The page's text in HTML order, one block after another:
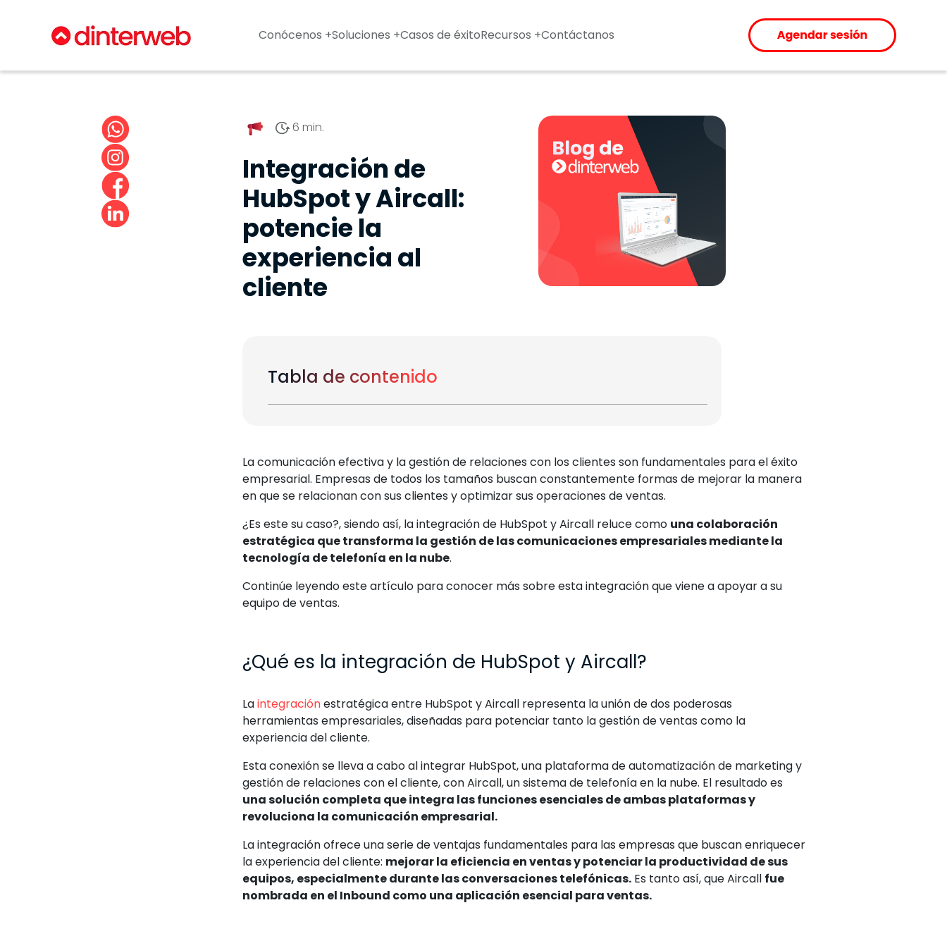
Conócenos +Soluciones +Casos de éxitoRecursos +Contáctanos
6 min.
Integración de
HubSpot y Aircall:
potencie la
experiencia al
cliente
Tabla de contenido
La comunicación efectiva y la gestión de relaciones con los clientes son fundamentales para el éxito
empresarial. Empresas de todos los tamaños buscan constantemente formas de mejorar la manera
en que se relacionan con sus clientes y optimizar sus operaciones de ventas.
¿Es este su caso?, siendo así, la integración de HubSpot y Aircall reluce como una colaboración
estratégica que transforma la gestión de las comunicaciones empresariales mediante la
tecnología de telefonía en la nube.
Continúe leyendo este artículo para conocer más sobre esta integración que viene a apoyar a su
equipo de ventas.
¿Qué es la integración de HubSpot y Aircall?
Laintegraciónestratégica entre HubSpot y Aircall representa la unión de dos poderosas
herramientas empresariales, diseñadas para potenciar tanto la gestión de ventas como la
experiencia del cliente.
Esta conexión se lleva a cabo al integrar HubSpot, una plataforma de automatización de marketing y
gestión de relaciones con el cliente, con Aircall, un sistema de telefonía en la nube. El resultado es
una solución completa que integra las funciones esenciales de ambas plataformas y
revoluciona la comunicación empresarial.
La integración ofrece una serie de ventajas fundamentales para las empresas que buscan enriquecer
la experiencia del cliente: mejorar la eficiencia en ventas y potenciar la productividad de sus
equipos, especialmente durante las conversaciones telefónicas. Es tanto así, que Aircall fue
nombrada en el Inbound como una aplicación esencial para ventas.